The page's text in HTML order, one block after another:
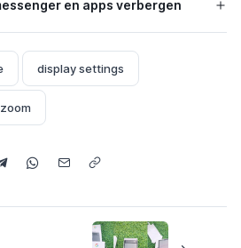
en apps verbergen
display settings